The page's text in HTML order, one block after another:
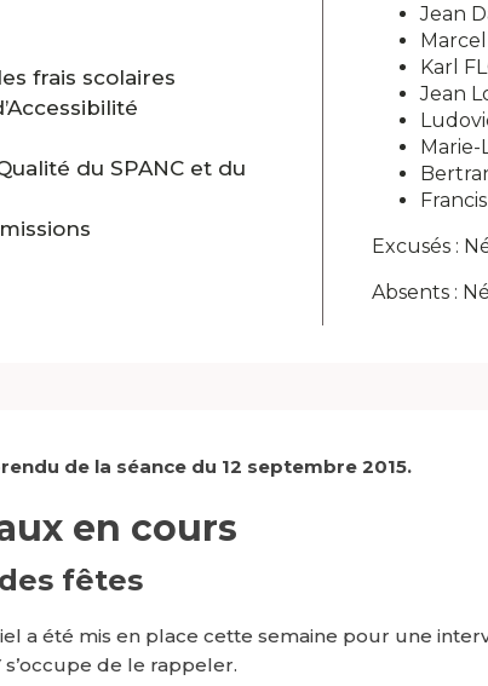
frais scolaires
du SPANC et du
Jean
Karl
Jean
Marie-
Excusés :
Absents :
de la séance du 12 septembre 2015.
en cours
fêtes
a été mis en place cette semaine pour une
s’occupe de le rappeler.